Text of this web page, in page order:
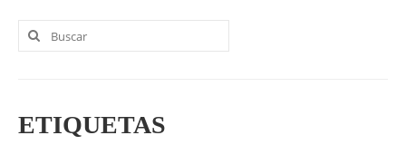
Buscar
por:
ETIQUETAS